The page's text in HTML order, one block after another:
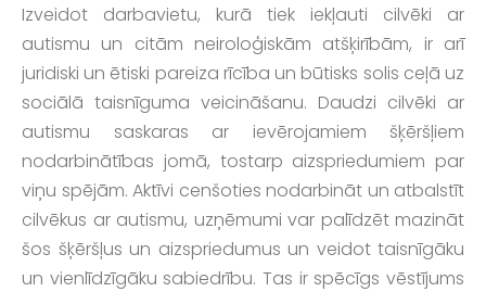
Izveidot darbavietu, kurā tiek iekļauti cilvēki ar
autismu un citām neiroloģiskām atšķirībām, ir arī
juridiski un ētiski pareiza rīcība un būtisks solis ceļā uz
sociālā taisnīguma veicināšanu. Daudzi cilvēki ar
autismu saskaras ar ievērojamiem šķēršļiem
nodarbinātības jomā, tostarp aizspriedumiem par
viņu spējām. Aktīvi cenšoties nodarbināt un atbalstīt
cilvēkus ar autismu, uzņēmumi var palīdzēt mazināt
šos šķēršļus un aizspriedumus un veidot taisnīgāku
un vienlīdzīgāku sabiedrību. Tas ir spēcīgs vēstījums